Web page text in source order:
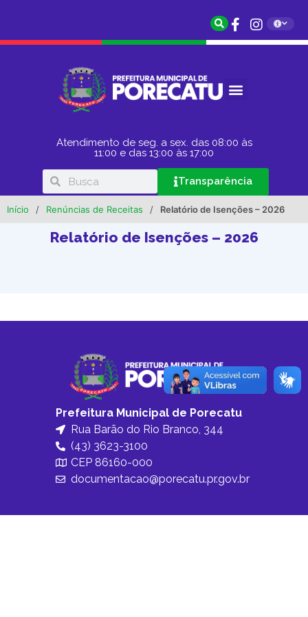
Atendimento de seg. a sex. das 08:00 às
11:00 e das 13:00 às 17:00
Transparência
Início / Renúncias de Receitas / Relatório de Isenções – 2026
Relatório de Isenções – 2026
Prefeitura Municipal de Porecatu
Rua Barão do Rio Branco, 344
(43) 3623-3100
CEP 86160-000
documentacao@porecatu.pr.gov.br